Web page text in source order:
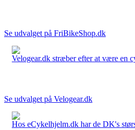
Se udvalget på FriBikeShop.dk
Velogear.dk stræber efter at være en
Se udvalget på Velogear.dk
Hos eCykelhjelm.dk har de DK's